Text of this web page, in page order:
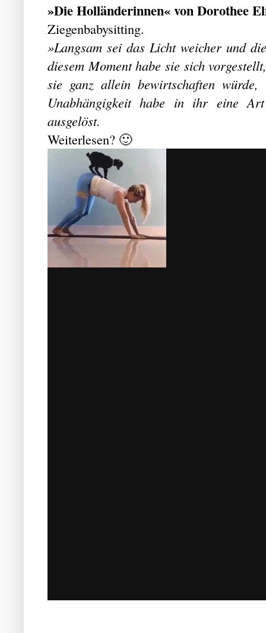
»Die Holländerinnen« von Dorothee
Ziegenbabysitting.
»Langsam sei das Licht weicher und
diesem Moment habe sie sich
sie ganz allein bewirtschaften
Unabhängigkeit habe in ihr eine
ausgelöst.
Weiterlesen? 🙂